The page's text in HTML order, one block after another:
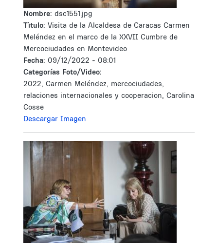
Nombre: dsc1551.jpg
Tìtulo: Visita de la Alcaldesa de Caracas Carmen
Meléndez en el marco de la XXVII Cumbre de
Mercociudades en Montevideo
Fecha: 09/12/2022 - 08:01
Categorías Foto/Video:
2022, Carmen Meléndez, mercociudades,
relaciones internacionales y cooperacion, Carolina
Cosse
Descargar Imagen